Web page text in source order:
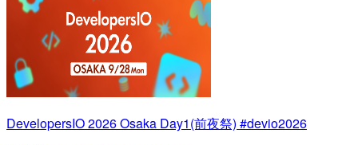
DevelopersIO 2026 Osaka Day1(前夜祭) #devio2026